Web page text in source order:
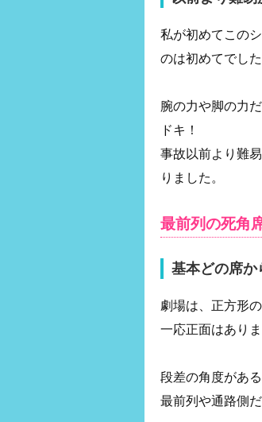
私が初めてこの
のは初めてでし
腕の力や脚の力
ドキ！
事故以前より難
りました。
最前列の死角
基本どの席か
劇場は、正方形
一応正面はあり
段差の角度があ
最前列や通路側